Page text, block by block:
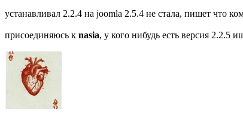
устанавливал 2.2.4 на joomla 2.5.4 не стала, пишет что
присоединяюсь к nasia, у кого нибудь есть версия 2.2.5